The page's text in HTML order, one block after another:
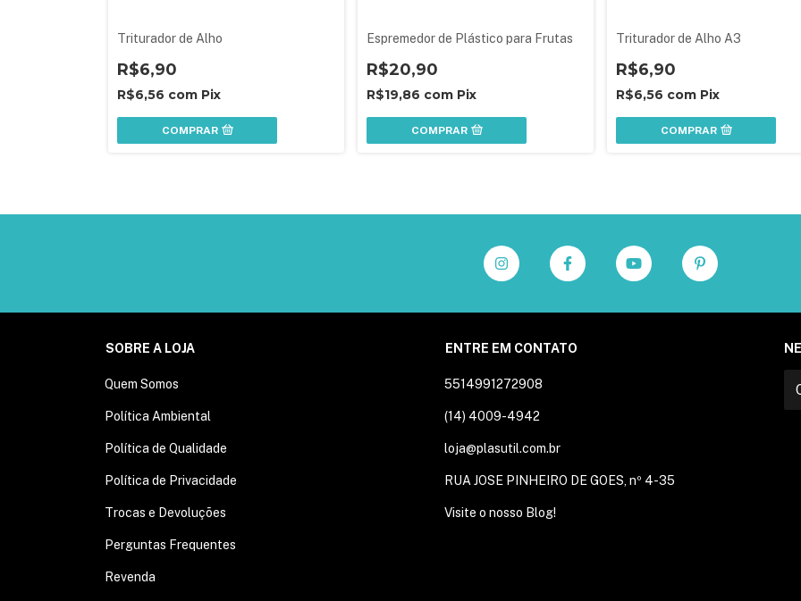
Triturador de Alho
R$6,90
R$6,56 com Pix
COMPRAR
Espremedor de Plástico para Frutas
R$20,90
R$19,86 com Pix
COMPRAR
Triturador de Alho A3
R$6,90
R$6,56 com Pix
COMPRAR
SOBRE A LOJA
Quem Somos
Política Ambiental
Política de Qualidade
Política de Privacidade
Trocas e Devoluções
Perguntas Frequentes
Revenda
ENTRE EM CONTATO
5514991272908
(14) 4009-4942
loja@plasutil.com.br
RUA JOSE PINHEIRO DE GOES, nº 4-35
Visite o nosso Blog!